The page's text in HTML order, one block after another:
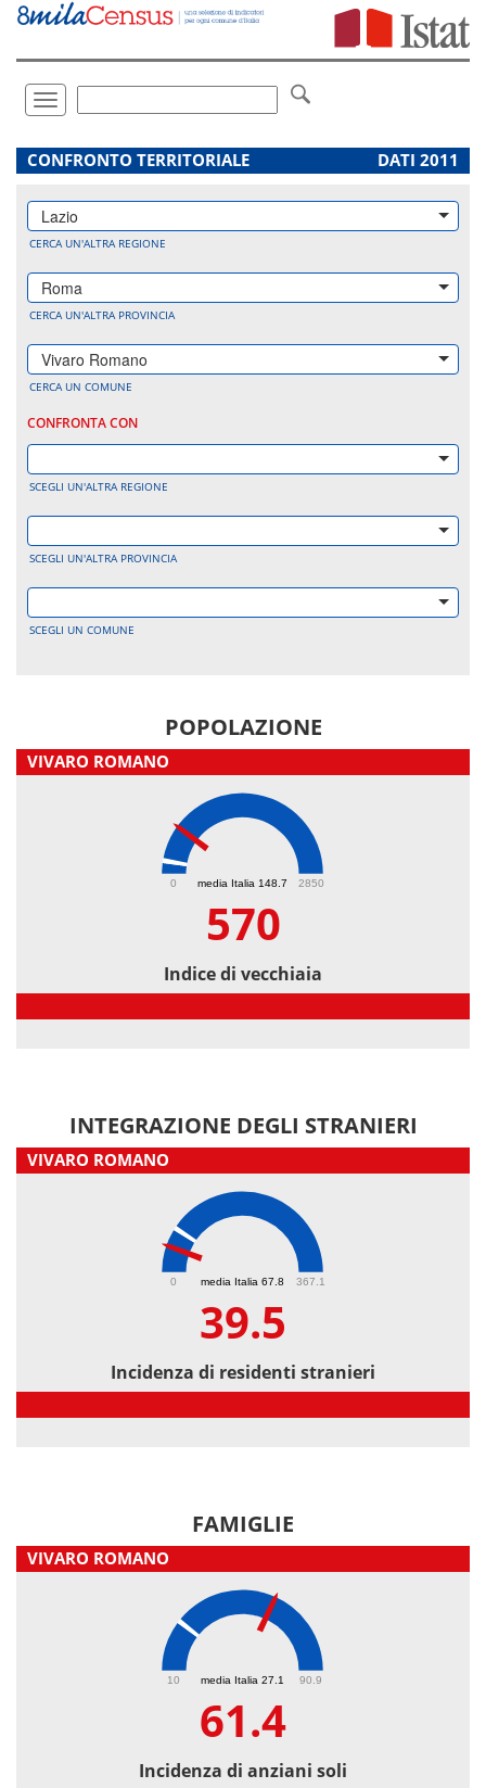
Vai
direttamente
Toggle
navigation
.
CONFRONTO TERRITORIALE DATI 2011
Lazio
CERCA UN'ALTRA REGIONE
Roma
CERCA UN'ALTRA PROVINCIA
Vivaro Romano
CERCA UN COMUNE
CONFRONTA CON
SCEGLI UN'ALTRA REGIONE
SCEGLI UN'ALTRA PROVINCIA
SCEGLI UN COMUNE
POPOLAZIONE
VIVARO ROMANO
media Italia 148.7
0 2850
570
Indice di vecchiaia
INTEGRAZIONE DEGLI STRANIERI
VIVARO ROMANO
media Italia 67.8
0 367.1
39.5
Incidenza di residenti stranieri
FAMIGLIE
VIVARO ROMANO
media Italia 27.1
10 90.9
61.4
Incidenza di anziani soli